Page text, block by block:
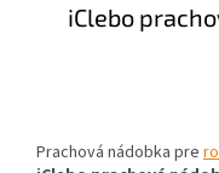
iClebo
Prachová nádobka pre